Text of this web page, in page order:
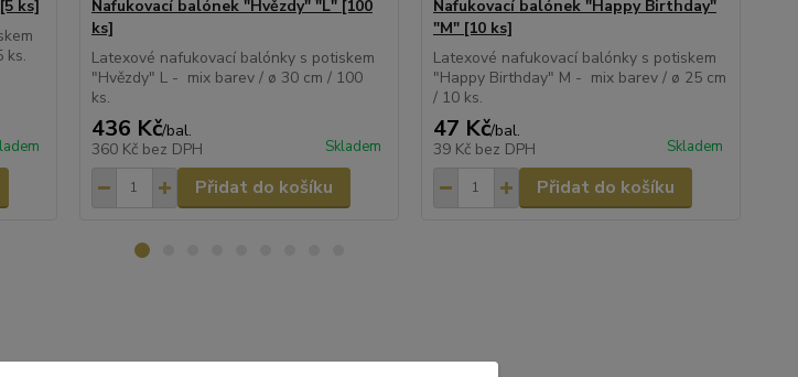
ks]
ks.
Nafukovací balónek "Hvězdy" "L" [100
ks]
Latexové nafukovací balónky s potiskem
"Hvězdy" L - mix barev / ø 30 cm / 100
ks.
436 Kč/bal.
360 Kč bez DPH Skladem
Přidat do košíku
Nafukovací balónek "Happy Birthday"
"M" [10 ks]
Latexové nafukovací balónky s potiskem
"Happy Birthday" M - mix barev / ø 25 cm
/ 10 ks.
47 Kč/bal.
39 Kč bez DPH Skladem
Přidat do košíku